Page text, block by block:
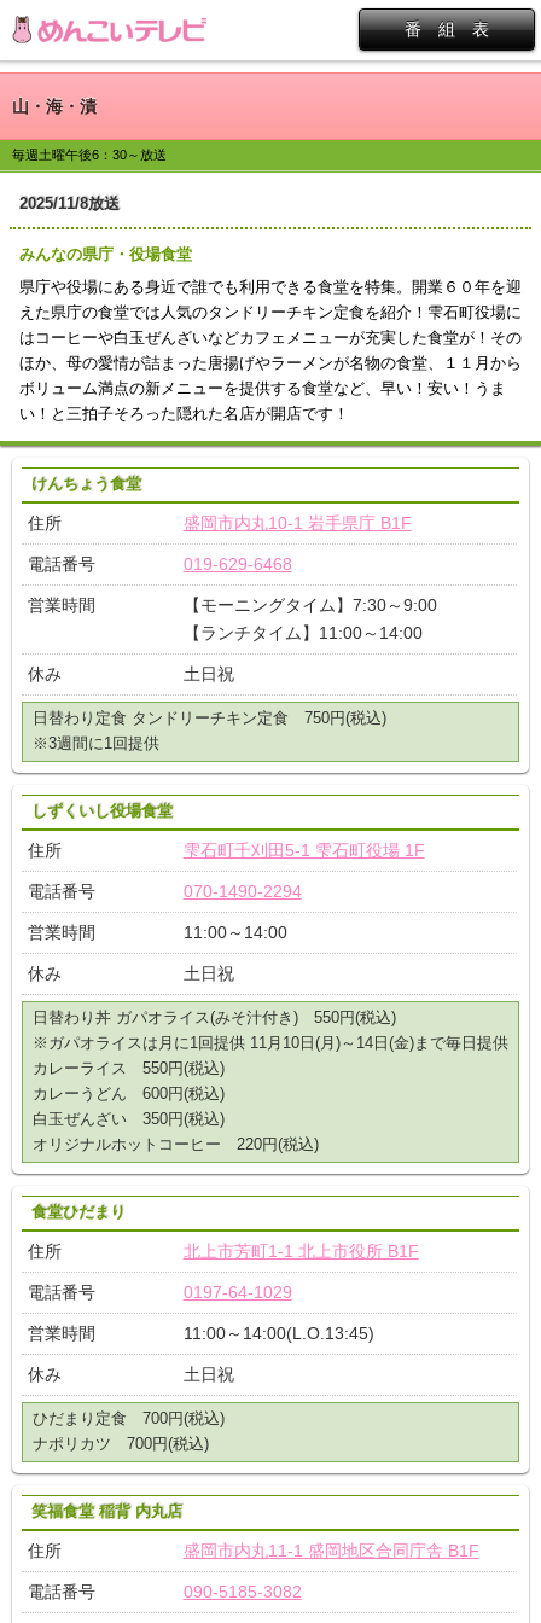
番 組 表
山・海・漬
毎週土曜午後6：30～放送
2025/11/8放送
みんなの県庁・役場食堂
県庁や役場にある身近で誰でも利用できる食堂を特集。開業６０年を迎
えた県庁の食堂では人気のタンドリーチキン定食を紹介！雫石町役場に
はコーヒーや白玉ぜんざいなどカフェメニューが充実した食堂が！その
ほか、母の愛情が詰まった唐揚げやラーメンが名物の食堂、１１月から
ボリューム満点の新メニューを提供する食堂など、早い！安い！うま
い！と三拍子そろった隠れた名店が開店です！
けんちょう食堂
住所 盛岡市内丸10-1 岩手県庁 B1F
電話番号 019-629-6468
営業時間
【モーニングタイム】7:30～9:00
【ランチタイム】11:00～14:00
休み 土日祝
日替わり定食 タンドリーチキン定食 750円(税込)
※3週間に1回提供
しずくいし役場食堂
住所 雫石町千刈田5-1 雫石町役場 1F
電話番号 070-1490-2294
営業時間 11:00～14:00
休み 土日祝
日替わり丼 ガパオライス(みそ汁付き) 550円(税込)
※ガパオライスは月に1回提供 11月10日(月)～14日(金)まで毎日提供
カレーライス 550円(税込)
カレーうどん 600円(税込)
白玉ぜんざい 350円(税込)
オリジナルホットコーヒー 220円(税込)
食堂ひだまり
住所 北上市芳町1-1 北上市役所 B1F
電話番号 0197-64-1029
営業時間 11:00～14:00(L.O.13:45)
休み 土日祝
ひだまり定食 700円(税込)
ナポリカツ 700円(税込)
笑福食堂 稲背 内丸店
住所 盛岡市内丸11-1 盛岡地区合同庁舎 B1F
電話番号 090-5185-3082